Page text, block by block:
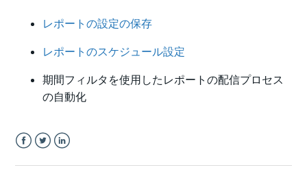
レポートの設定の保存
レポートのスケジュール設定
期間フィルタを使用したレポートの配信プロセス
の自動化